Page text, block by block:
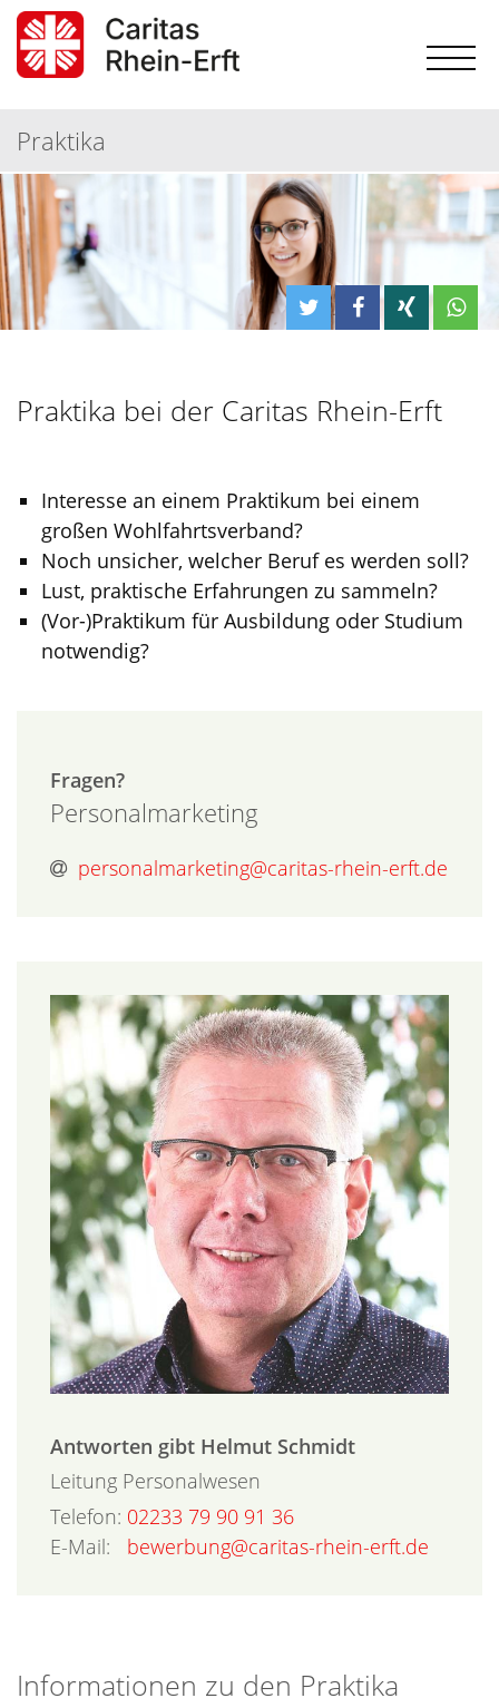
Praktika
Praktika bei der Caritas Rhein-Erft
Interesse an einem Praktikum bei einem
großen Wohlfahrtsverband?
Noch unsicher, welcher Beruf es werden soll?
Lust, praktische Erfahrungen zu sammeln?
(Vor-)Praktikum für Ausbildung oder Studium
notwendig?
Fragen?
Personalmarketing
personalmarketing@caritas-rhein-erft.de
Antworten gibt Helmut Schmidt
Leitung Personalwesen
Telefon: 02233 79 90 91 36
E-Mail:
bewerbung@caritas-rhein-erft.de
Informationen zu den Praktika